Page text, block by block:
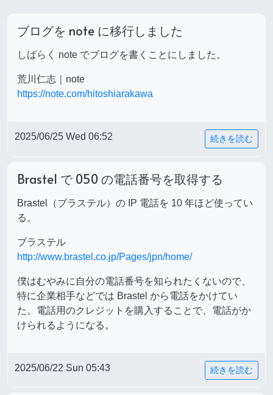
ブログを note に移行しました
しばらく note でブログを書くことにしました。
荒川仁志｜note
https://note.com/hitoshiarakawa
2025/06/25 Wed 06:52 続きを読む
Brastel で 050 の電話番号を取得する
Brastel（ブラステル）の IP 電話を 10 年ほど使ってい
る。
ブラステル
http://www.brastel.co.jp/Pages/jpn/home/
僕はむやみに自分の電話番号を知られたくないので、
特に企業相手などでは Brastel から電話をかけてい
た。電話用のクレジットを購入することで、電話がか
けられるようになる。
2025/06/22 Sun 05:43 続きを読む